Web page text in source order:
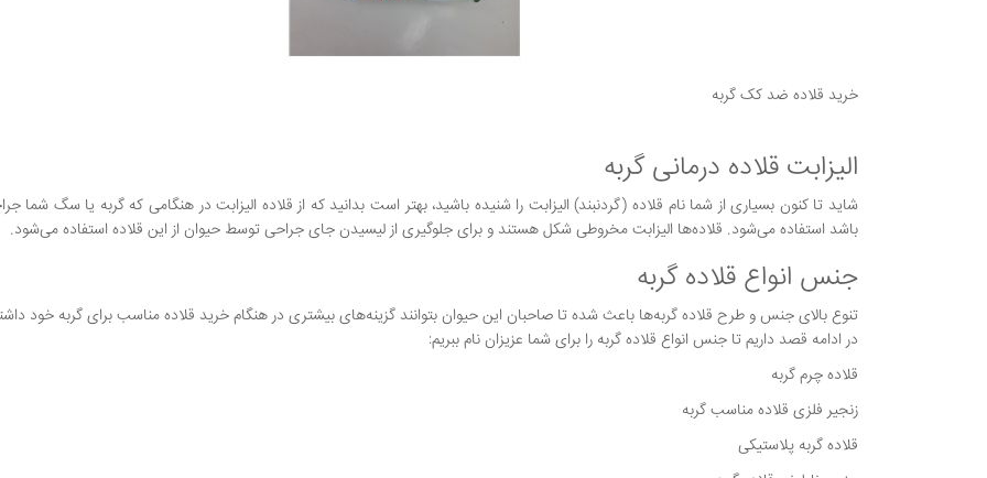
خرید قلاده ضد کک گربه
الیزابت قلاده درمانی گربه
شاید تا کنون بسیاری از شما نام قلاده (گردنبند) الیزابت را شنیده باشید، بهتر است بدانید که از قلاده الیزابت در هنگامی که گربه یا سگ شما
باشد استفاده می‌شود. قلاده‌ها الیزابت مخروطی شکل هستند و برای جلوگیری از لیسیدن جای جراحی توسط حیوان از این قلاده استفاده می‌شود.
جنس انواع قلاده گربه
تنوع بالای جنس و طرح قلاده گربه‌ها باعث شده تا صاحبان این حیوان بتوانند گزینه‌های بیشتری در هنگام خرید قلاده مناسب برای گربه خود
در ادامه قصد داریم تا جنس انواع قلاده گربه را برای شما عزیزان نام ببریم:
قلاده چرم گربه
زنجیر فلزی قلاده مناسب گربه
قلاده گربه پلاستیکی